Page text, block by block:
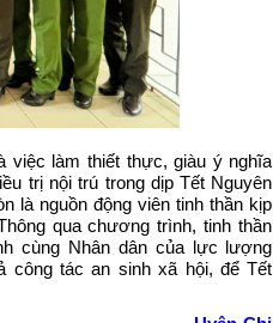
việc làm thiết thực, giàu ý nghĩa
trị nội trú trong dịp Tết Nguyên
là nguồn động viên tinh thần kịp
qua chương trình, tinh thần
cùng Nhân dân của lực lượng
công tác an sinh xã hội, để Tết